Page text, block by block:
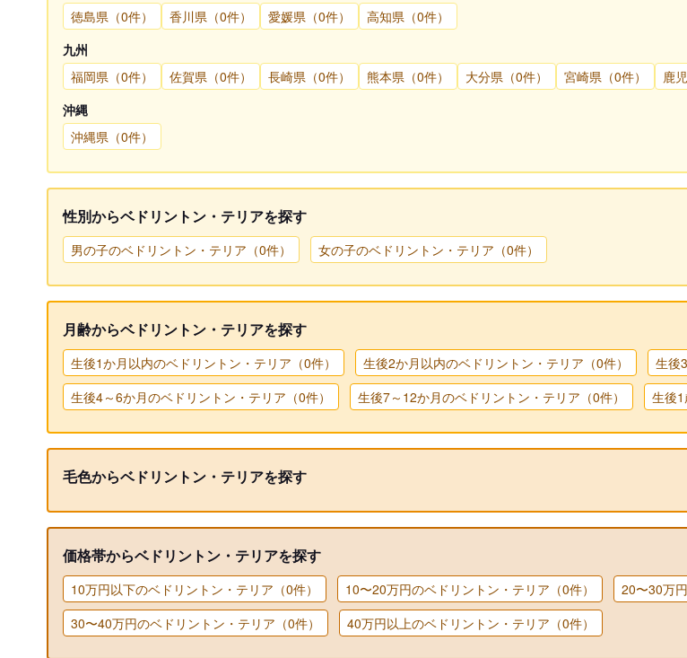
徳島県（0件）
香川県（0件） 愛媛県（0件）
高知県（0件）
九州
福岡県（0件）
佐賀県（0件） 長崎県（0件） 熊本県（0件） 大分県（0件） 宮崎県（0件）
鹿
沖縄
沖縄県（0件）
性別からベドリントン・テリアを探す
男の子のベドリントン・テリア（0件） 女の子のベドリントン・テリア（0件）
月齢からベドリントン・テリアを探す
生後1か月以内のベドリントン・テリア（0件） 生後2か月以内のベドリントン・テリア（0件）
生後
生後4～6か月のベドリントン・テリア（0件）
生後7～12か月のベドリントン・テリア（0件） 生後1
毛色からベドリントン・テリアを探す
価格帯からベドリントン・テリアを探す
10万円以下のベドリントン・テリア（0件） 10〜20万円のベドリントン・テリア（0件）
20〜30万
30〜40万円のベドリントン・テリア（0件）
40万円以上のベドリントン・テリア（0件）